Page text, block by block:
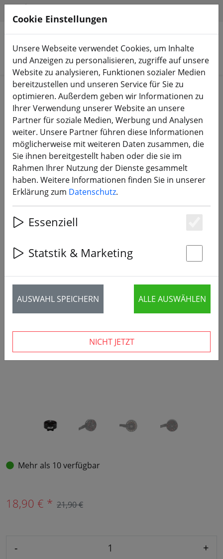
Produkte suchen
Start Bauteile Motoren
Axisflying C206 2006 6S 1960KV FPV
Motor
‹ ›
14% SPAREN
Mehr als 10 verfügbar
18,90 € * 21,90 €
- +
Cookie Einstellungen
Unsere Webseite verwendet Cookies, um Inhalte
und Anzeigen zu personalisieren, zugriffe auf unsere
Website zu analysieren, Funktionen sozialer Medien
bereitzustellen und unseren Service für Sie zu
optimieren. Außerdem geben wir Informationen zu
Ihrer Verwendung unserer Website an unsere
Partner für soziale Medien, Werbung und Analysen
weiter. Unsere Partner führen diese Informationen
möglicherweise mit weiteren Daten zusammen, die
Sie ihnen bereitgestellt haben oder die sie im
Rahmen Ihrer Nutzung der Dienste gesammelt
haben. Weitere Informationen finden Sie in unserer
Erklärung zum Datenschutz.
Essenziell
Statstik & Marketing
AUSWAHL SPEICHERN ALLE AUSWÄHLEN
NICHT JETZT